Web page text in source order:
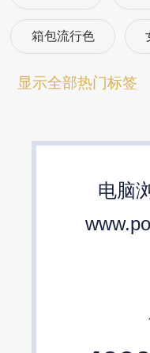
箱包流行色
箱包流行趋势预测
显示全部热门标签
电脑